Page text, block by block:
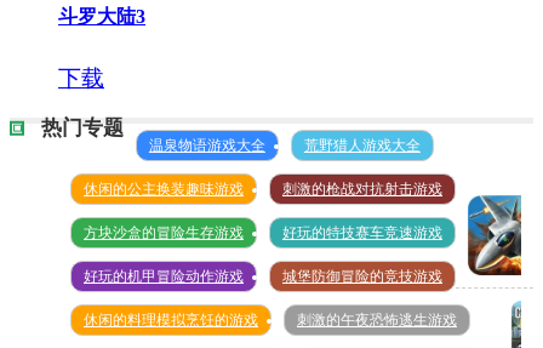
斗罗大陆3
下载
热门专题
温泉物语游戏大全 荒野猎人游戏大全
休闲的公主换装趣味游戏 刺激的枪战对抗射击游戏
方块沙盒的冒险生存游戏 好玩的特技赛车竞速游戏
好玩的机甲冒险动作游戏 城堡防御冒险的竞技游戏
休闲的料理模拟烹饪的游戏 刺激的午夜恐怖逃生游戏
空战
争锋